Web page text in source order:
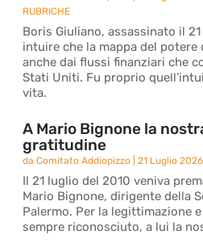
RUBRICHE
Boris Giuliano, assassinato il
intuire che la mappa del potere
anche dai flussi finanziari che
Stati Uniti. Fu proprio
vita.
A Mario Bignone la
gratitudine
daComitato Addiopizzo |21 Luglio 2026
Il 21 luglio del 2010 veniva
Mario Bignone, dirigente della
Palermo. Per la legittimazione
sempre riconosciuto, a lui la